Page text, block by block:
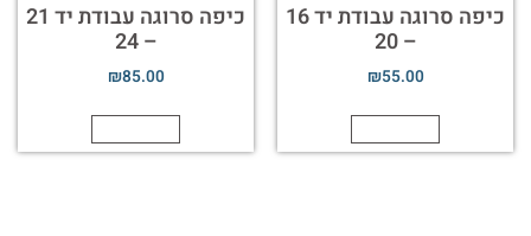
כיפה סרוגה עבודת יד 16
– 20
₪55.00
כיפה סרוגה עבודת יד 21
– 24
₪85.00